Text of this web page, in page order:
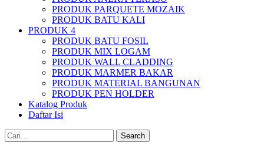
PRODUK PARQUETE MOZAIK
PRODUK BATU KALI
PRODUK 4
PRODUK BATU FOSIL
PRODUK MIX LOGAM
PRODUK WALL CLADDING
PRODUK MARMER BAKAR
PRODUK MATERIAL BANGUNAN
PRODUK PEN HOLDER
Katalog Produk
Daftar Isi
Search